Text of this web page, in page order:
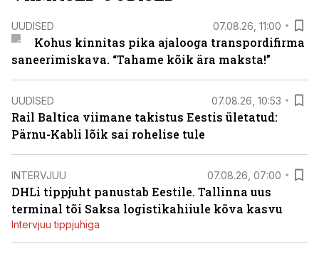
UUDISED 07.08.26, 11:00
Kohus kinnitas pika ajalooga transpordifirma
saneerimiskava. “Tahame kõik ära maksta!”
UUDISED 07.08.26, 10:53
Rail Baltica viimane takistus Eestis ületatud:
Pärnu-Kabli lõik sai rohelise tule
INTERVJUU 07.08.26, 07:00
DHLi tippjuht panustab Eestile. Tallinna uus
terminal tõi Saksa logistikahiiule kõva kasvu
Intervjuu tippjuhiga